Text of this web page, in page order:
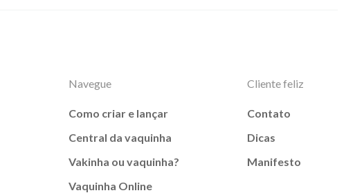
Navegue
Como criar e lançar
Central da vaquinha
Vakinha ou vaquinha?
Vaquinha Online
Cliente feliz
Contato
Dicas
Manifesto